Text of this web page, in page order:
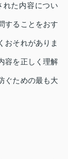
れた内容につい
することをおす
おそれがありま
容を正しく理解
ぐための最も大